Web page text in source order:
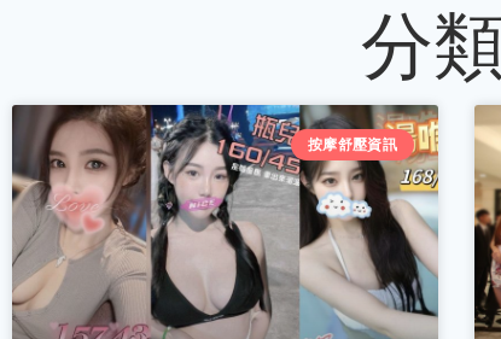
分
按摩舒壓資訊